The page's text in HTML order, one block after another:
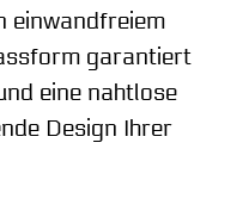
einwandfreiem
garantiert
eine nahtlose
Design Ihrer